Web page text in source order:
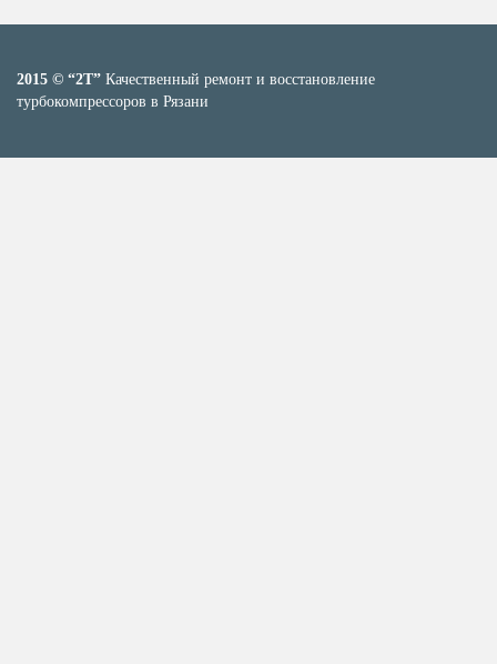
2015 © “2T” Качественный ремонт и восстановление
турбокомпрессоров в Рязани